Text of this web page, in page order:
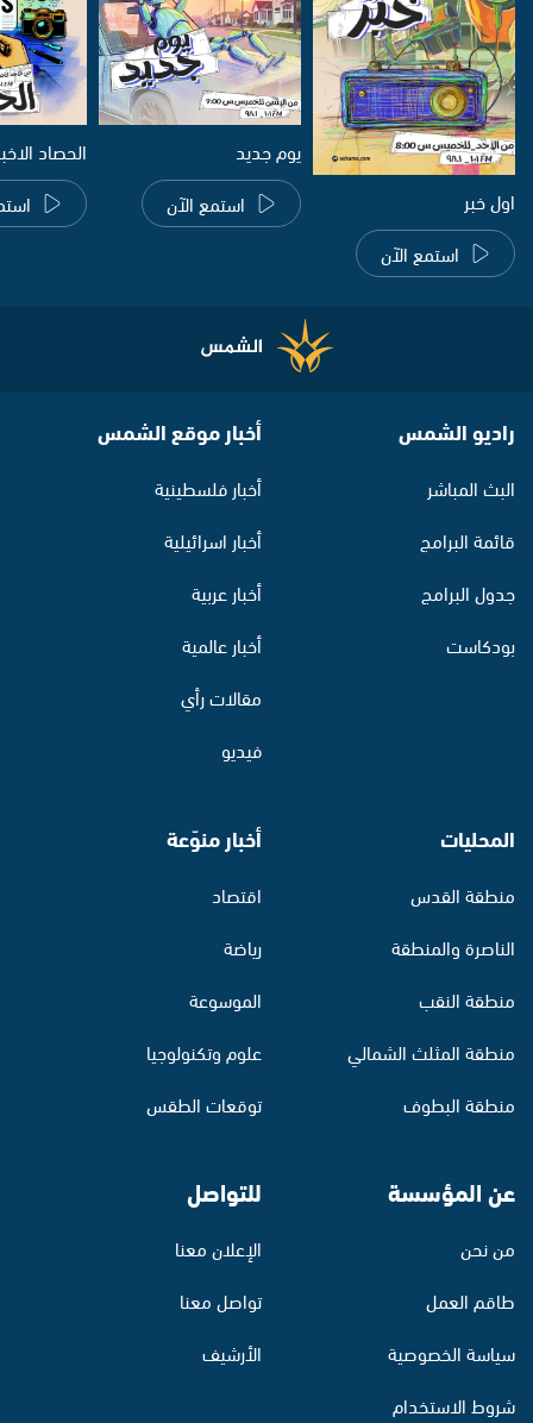
اول خبر
استمع الآن
يوم جديد
استمع الآن
الحصاد
راديو الشمس
البث المباشر
قائمة البرامج
جدول البرامج
بودكاست
أخبار موقع الشمس
أخبار فلسطينية
أخبار اسرائيلية
أخبار عربية
أخبار عالمية
مقالات رأي
فيديو
المحليات
منطقة القدس
الناصرة والمنطقة
منطقة النقب
منطقة المثلث الشمالي
منطقة البطوف
أخبار منوّعة
اقتصاد
رياضة
الموسوعة
علوم وتكنولوجيا
توقعات الطقس
عن المؤسسة
من نحن
طاقم العمل
سياسة الخصوصية
شروط الاستخدام
للتواصل
الإعلان معنا
تواصل معنا
الأرشيف